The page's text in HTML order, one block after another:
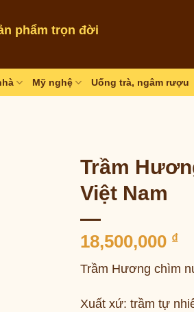
phẩm trọn đời
Mỹ nghệ Uống trà, ngâm rượu
Trầm
Việt Nam
18,500,000 ₫
Trầm Hương chìm
Xuất xứ: trầm tự